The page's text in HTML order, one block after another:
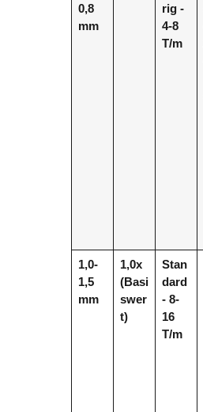
0,8
mm
rig -
4-8
T/m
1,0-
1,5
mm
1,0x
(Basi
swer
t)
Stan
dard
- 8-
16
T/m